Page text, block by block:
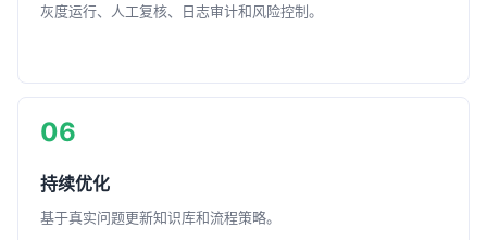
灰度运行、人工复核、日志审计和风险控制。
06
持续优化
基于真实问题更新知识库和流程策略。